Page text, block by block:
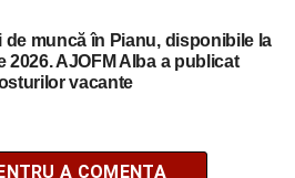
de muncă în Pianu, disponibile la
2026. AJOFM Alba a publicat
vacante
A COMENTA